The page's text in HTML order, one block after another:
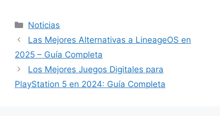
Categorías
Noticias
Las Mejores Alternativas a LineageOS en
2025 – Guía Completa
Los Mejores Juegos Digitales para
PlayStation 5 en 2024: Guía Completa